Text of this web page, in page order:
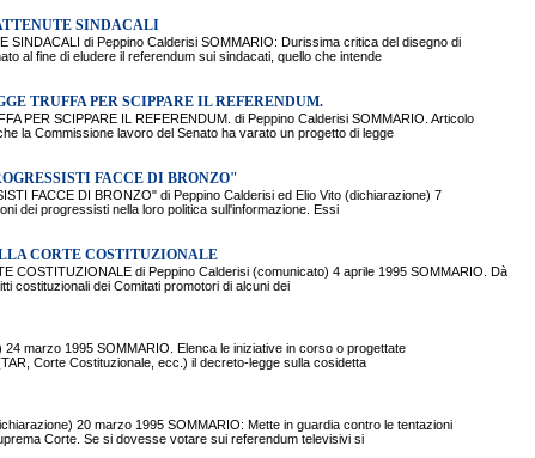
SINDACALI
SINDACALI di Peppino Calderisi SOMMARIO: Durissima critica del disegno di
al fine di eludere il referendum sui sindacati, quello che intende
TRUFFA PER SCIPPARE IL REFERENDUM.
PER SCIPPARE IL REFERENDUM. di Peppino Calderisi SOMMARIO. Articolo
la Commissione lavoro del Senato ha varato un progetto di legge
FACCE DI BRONZO"
FACCE DI BRONZO" di Peppino Calderisi ed Elio Vito (dichiarazione) 7
dei progressisti nella loro politica sull'informazione. Essi
CORTE COSTITUZIONALE
COSTITUZIONALE di Peppino Calderisi (comunicato) 4 aprile 1995 SOMMARIO. Dà
costituzionali dei Comitati promotori di alcuni dei
marzo 1995 SOMMARIO. Elenca le iniziative in corso o progettate
Corte Costituzionale, ecc.) il decreto-legge sulla cosidetta
20 marzo 1995 SOMMARIO: Mette in guardia contro le tentazioni
Corte. Se si dovesse votare sui referendum televisivi si